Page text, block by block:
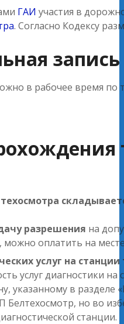
ГАИ участия в
. Согласно Кодексу
в рабочее время по
разрешения на
оплатить на
услуг на станции
услуг диагностики
указанному в
Белтехосмотр, но во
станции.